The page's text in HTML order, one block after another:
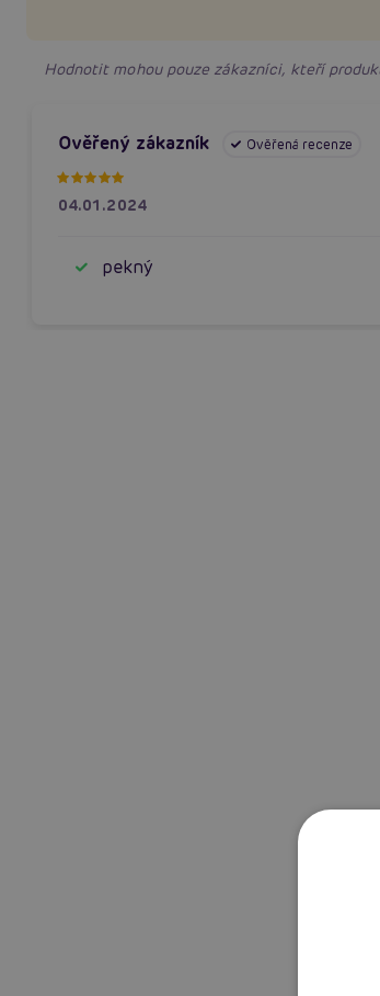
Hodnotit mohou pouze zákazníci, kteří
Ověřený zákazník Ověřená recenze
04.01.2024
pekný